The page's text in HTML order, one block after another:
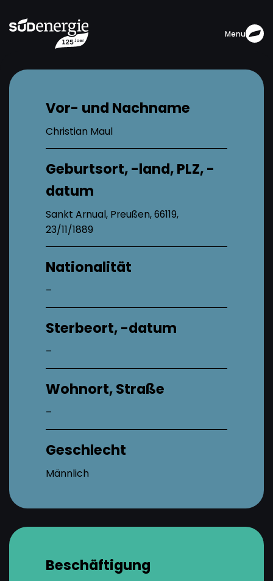
Menu
Vor- und Nachname
Christian Maul
Geburtsort, -land, PLZ, -
datum
Sankt Arnual, Preußen, 66119,
23/11/1889
Nationalität
–
Sterbeort, -datum
–
Wohnort, Straße
–
Geschlecht
Männlich
Beschäftigung